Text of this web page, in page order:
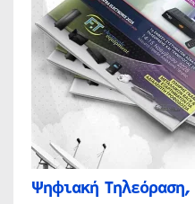
Ψηφιακή